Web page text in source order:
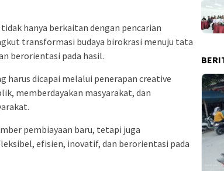
hanya berkaitan dengan pencarian
transformasi budaya birokrasi menuju tata
berorientasi pada hasil.
harus dicapai melalui penerapan creative
memberdayakan masyarakat, dan
pembiayaan baru, tetapi juga
efisien, inovatif, dan berorientasi pada